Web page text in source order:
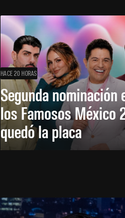
HACE 20 HORAS
Segunda nominación
los Famosos México
quedó la placa